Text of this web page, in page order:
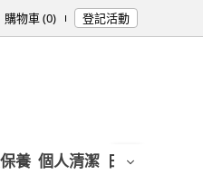
購物車 (0) 登記活動
養 個人清潔 日用/紙品